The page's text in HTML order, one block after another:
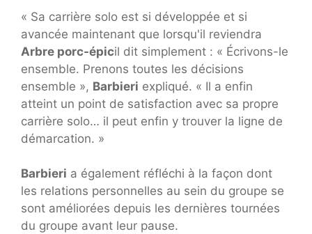
« Sa carrière solo est si développée et si
avancée maintenant que lorsqu'il reviendra
Arbre porc-épicil dit simplement : « Écrivons-le
ensemble. Prenons toutes les décisions
ensemble », Barbieri expliqué. « Il a enfin
atteint un point de satisfaction avec sa propre
carrière solo… il peut enfin y trouver la ligne de
démarcation. »
Barbieri a également réfléchi à la façon dont
les relations personnelles au sein du groupe se
sont améliorées depuis les dernières tournées
du groupe avant leur pause.